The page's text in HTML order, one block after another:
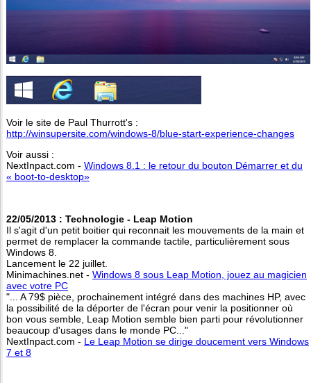
Voir le site de Paul Thurrott's :
http://winsupersite.com/windows-8/blue-start-experience-changes
Voir aussi :
NextInpact.com - Windows 8.1 : le retour du bouton Démarrer et du
« boot-to-desktop»
22/05/2013 : Technologie - Leap Motion
Il s'agit d'un petit boitier qui reconnait les mouvements de la main et
permet de remplacer la commande tactile, particulièrement sous
Windows 8.
Lancement le 22 juillet.
Minimachines.net - Windows 8 sous Leap Motion, jouez au magicien
avec votre PC
"... A 79$ pièce, prochainement intégré dans des machines HP, avec
la possibilité de la déporter de l'écran pour venir la positionner où
bon vous semble, Leap Motion semble bien parti pour révolutionner
beaucoup d'usages dans le monde PC..."
NextInpact.com - Le Leap Motion se dirige doucement vers Windows
7 et 8